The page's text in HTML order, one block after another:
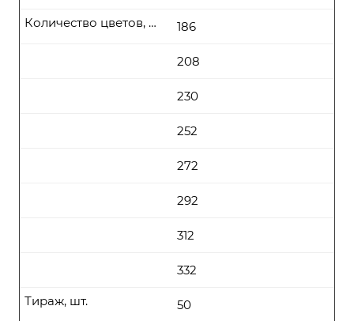
186
Количество цветов, цена (руб\шт) от
208
230
252
272
292
312
332
50
Тираж, шт.